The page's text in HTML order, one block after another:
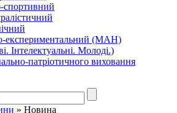
спортивний
експериментальний (МАН)
Інтелектуальні. Молоді.)
патріотичного виховання
» Новина